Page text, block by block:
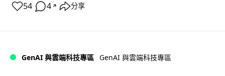
54 4 ↗ 分享
GenAI 與雲端科技專區 GenAI 與雲端科技專區